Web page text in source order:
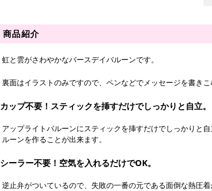
商品紹介
虹と雲がさわやかなバースデイバルーンです。
裏面はイラストのみですので、ペンなどでメッセージを書き
カップ不要！スティックを挿すだけでしっかりと自立。
アップライトバルーンにスティックを挿すだけでしっかりと
ルーンを作ることが出来ます。
シーラー不要！空気を入れるだけでOK。
逆止弁がついているので、失敗の一番の元である面倒な熱圧